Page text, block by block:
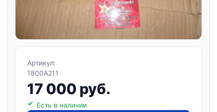
Артикул:
1800A211
17 000 руб.
Есть в наличии